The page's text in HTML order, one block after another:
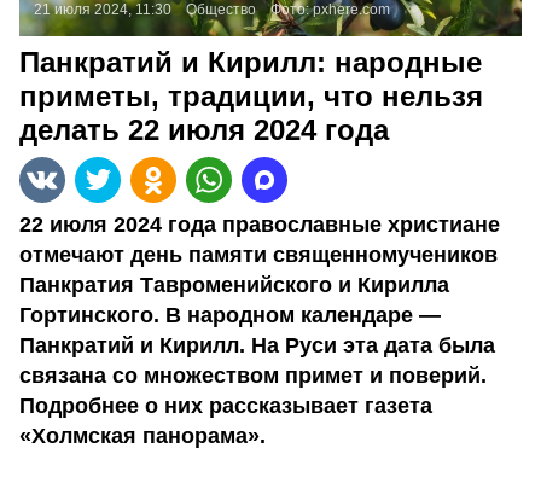
21 июля 2024, 11:30 Общество Фото:pxhere.com
Панкратий и Кирилл: народные
приметы, традиции, что нельзя
делать 22 июля 2024 года
22 июля 2024 года православные христиане
отмечают день памяти священномучеников
Панкратия Тавроменийского и Кирилла
Гортинского. В народном календаре —
Панкратий и Кирилл. На Руси эта дата была
связана со множеством примет и поверий.
Подробнее о них рассказывает газета
«Холмская панорама».